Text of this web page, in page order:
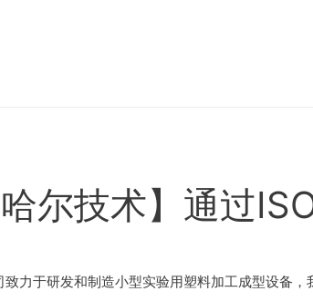
尔技术】通过
致力于研发和制造小型实验用塑料加工成型设备